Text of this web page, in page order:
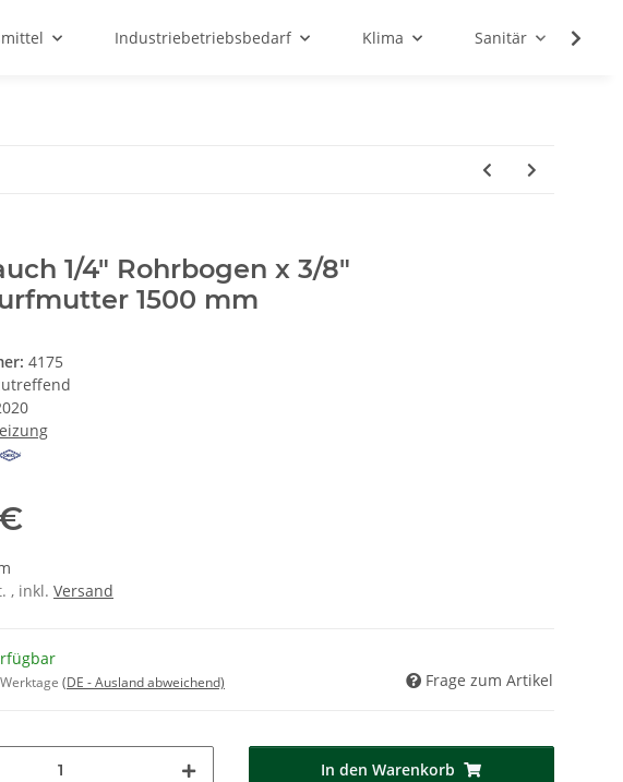
Industriebetriebsbedarf Klima Sanitär
1/4" Rohrbogen x 3/8"
1500 mm
4175
, inkl. Versand
(DE - Ausland abweichend) Frage zum Artikel
In den Warenkorb